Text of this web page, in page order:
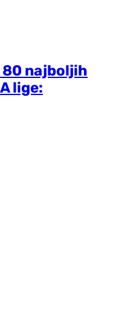
80 najboljih
lige: